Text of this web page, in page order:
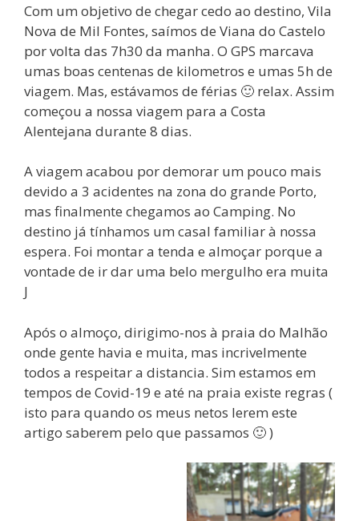
Com um objetivo de chegar cedo ao destino, Vila
Nova de Mil Fontes, saímos de Viana do Castelo
por volta das 7h30 da manha. O GPS marcava
umas boas centenas de kilometros e umas 5h de
viagem. Mas, estávamos de férias 🙂 relax. Assim
começou a nossa viagem para a Costa
Alentejana durante 8 dias.
A viagem acabou por demorar um pouco mais
devido a 3 acidentes na zona do grande Porto,
mas finalmente chegamos ao Camping. No
destino já tínhamos um casal familiar à nossa
espera. Foi montar a tenda e almoçar porque a
vontade de ir dar uma belo mergulho era muita
J
Após o almoço, dirigimo-nos à praia do Malhão
onde gente havia e muita, mas incrivelmente
todos a respeitar a distancia. Sim estamos em
tempos de Covid-19 e até na praia existe regras (
isto para quando os meus netos lerem este
artigo saberem pelo que passamos 🙂 )